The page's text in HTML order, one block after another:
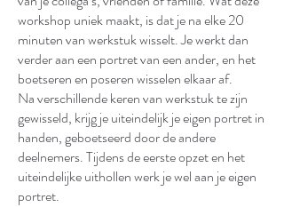
workshop uniek maakt, is dat je na elke 20
minuten van werkstuk wisselt. Je werkt dan
verder aan een portret van een ander, en het
boetseren en poseren wisselen elkaar af.
Na verschillende keren van werkstuk te zijn
gewisseld, krijg je uiteindelijk je eigen portret in
handen, geboetseerd door de andere
deelnemers. Tijdens de eerste opzet en het
uiteindelijke uithollen werk je wel aan je eigen
portret.